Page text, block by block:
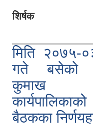
शिर्षक
मिति २०७५-
गते बसेको
कुमाख
कार्यपालिकाको
बैठकका